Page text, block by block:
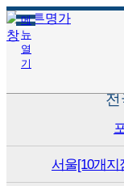
메
뉴
열
기
전
서울[10개지